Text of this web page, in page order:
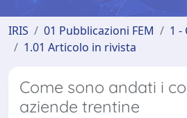
IRIS 01 Pubblicazioni FEM
1 -
1.01 Articolo in rivista
Come sono andati i
aziende trentine